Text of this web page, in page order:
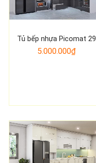
Tủ bếp nhựa Picomat 29
5.000.000₫